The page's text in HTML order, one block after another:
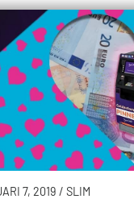
7, 2019 / SLIM